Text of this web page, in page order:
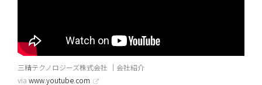
三精テクノロジーズ株式会社 ｜会社紹介
via www.youtube.com